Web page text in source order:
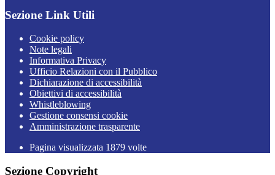
Sezione Link Utili
Cookie policy
Note legali
Informativa Privacy
Ufficio Relazioni con il Pubblico
Dichiarazione di accessibilità
Obiettivi di accessibilità
Whistleblowing
Gestione consensi cookie
Amministrazione trasparente
Pagina visualizzata 1879 volte
Sezione Copyright